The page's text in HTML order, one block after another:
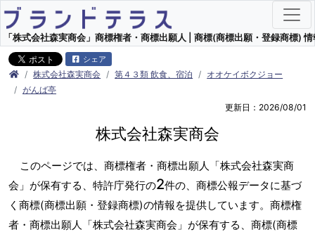
「株式会社森実商会」商標権者・商標出願人 | 商標(商標出願・登録商標) 情
シェア
株式会社森実商会 第４３類 飲食、宿泊
オオケイボクジョー
がんば亭
更新日：2026/08/01
株式会社森実商会
このページでは、商標権者・商標出願人「株式会社森実商
会」が保有する、特許庁発行の2件の、商標公報データに基づ
く商標(商標出願・登録商標)の情報を提供しています。商標権
者・商標出願人「株式会社森実商会」が保有する、商標(商標